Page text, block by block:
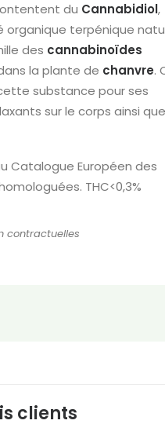
du Cannabidiol,
organique terpénique
des cannabinoïdes
la plante de chanvre.
substance pour ses
sur le corps ainsi que
Catalogue Européen des
THC<0,3%
contractuelles
clients